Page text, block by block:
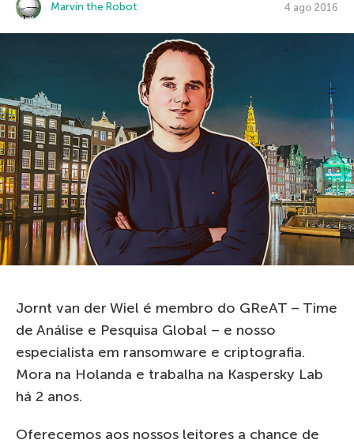
Marvin the Robot 4 ago 2016
Jornt van der Wiel é membro do GReAT – Time
de Análise e Pesquisa Global – e nosso
especialista em ransomware e criptografia.
Mora na Holanda e trabalha na Kaspersky Lab
há 2 anos.
Oferecemos aos nossos leitores a chance de